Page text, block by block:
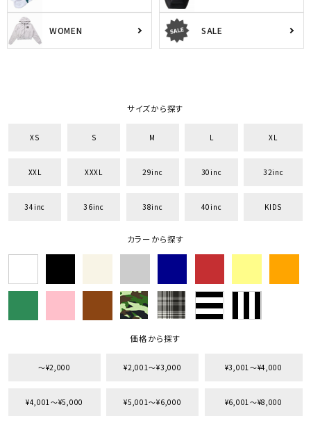
WOMEN SALE
サイズから探す
XS S M L XL
XXL XXXL 29inc 30inc 32inc
34inc 36inc 38inc 40inc KIDS
カラーから探す
価格から探す
〜¥2,000 ¥2,001〜¥3,000 ¥3,001〜¥4,000
¥4,001〜¥5,000 ¥5,001〜¥6,000 ¥6,001〜¥8,000